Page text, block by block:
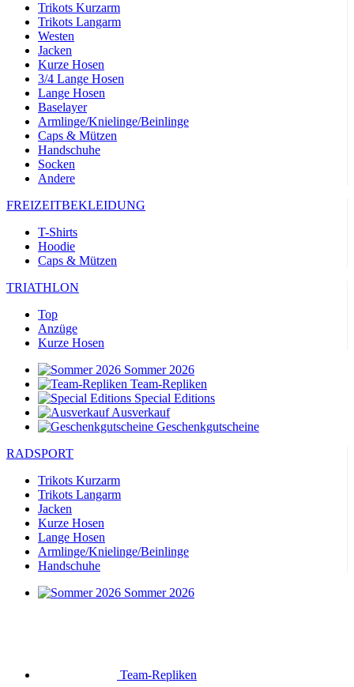
Trikots Kurzarm
Trikots Langarm
Westen
Jacken
Kurze Hosen
3/4 Lange Hosen
Lange Hosen
Baselayer
Armlinge/Knielinge/Beinlinge
Caps & Mützen
Handschuhe
Socken
Andere
FREIZEITBEKLEIDUNG
T-Shirts
Hoodie
Caps & Mützen
TRIATHLON
Top
Anzüge
Kurze Hosen
Sommer 2026
Team-Repliken
Special Editions
Ausverkauf
Geschenkgutscheine
RADSPORT
Trikots Kurzarm
Trikots Langarm
Jacken
Kurze Hosen
Lange Hosen
Armlinge/Knielinge/Beinlinge
Handschuhe
Sommer 2026